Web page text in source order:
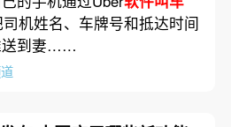
机姓名、车牌号和抵达时间
送到妻……